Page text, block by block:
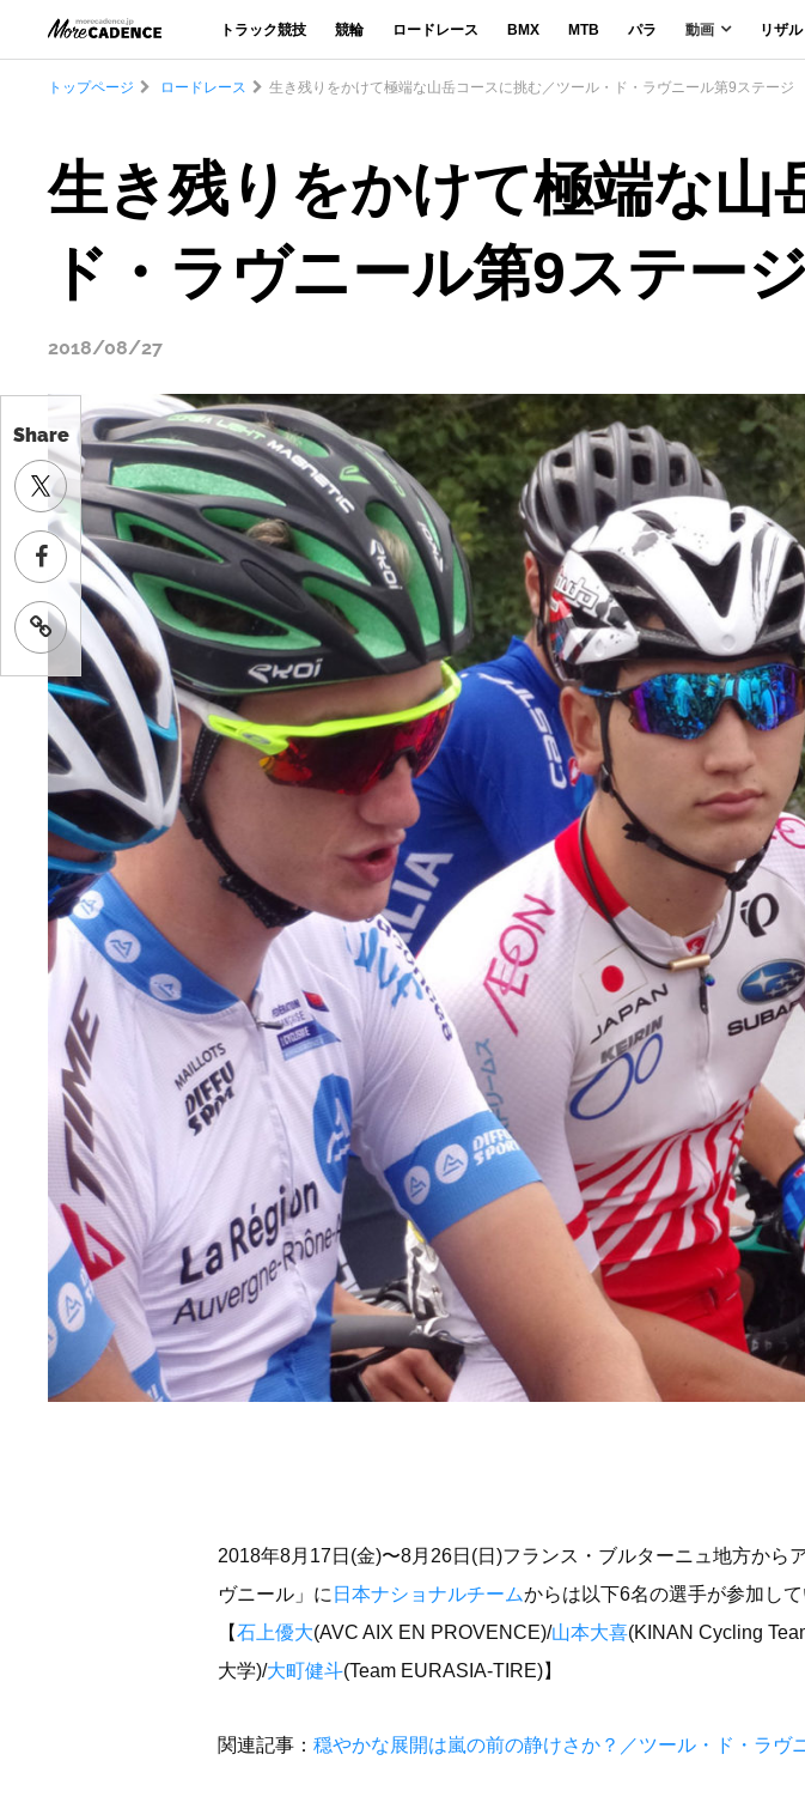
トラック競技 競輪 ロードレース BMX MTB パラ 動画 リザル
Share
トップページ ロードレース 生き残りをかけて極端な山岳コースに挑む／ツール・ド・ラヴニール第9ステージ
生き残りをかけて極端な山
ド・ラヴニール第9ステージ
2018/08/27
2018年8月17日(金)〜8月26日(日)フランス・ブルターニュ地方から
ヴニール」に 日本ナショナルチームからは以下6名の選手が参加して
【石上優大(AVC AIX EN PROVENCE)/山本大喜(KINAN Cycling
大学)/大町健斗(Team EURASIA-TIRE)】
関連記事： 穏やかな展開は嵐の前の静けさか？／ツール・ド・ラヴ